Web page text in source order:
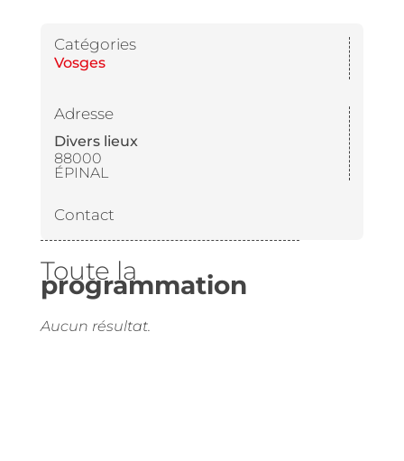
Catégories
Vosges
Adresse
Divers lieux
88000
ÉPINAL
Contact
Toute la
programmation
Aucun résultat.